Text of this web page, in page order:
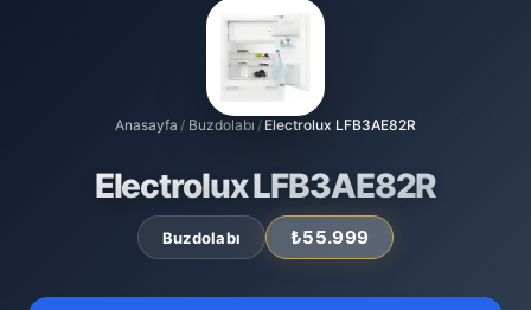
Anasayfa / Buzdolabı / Electrolux LFB3AE82R
Electrolux LFB3AE82R
Buzdolabı ₺55.999